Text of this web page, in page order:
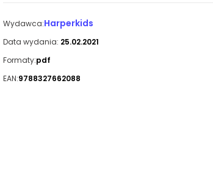
Wydawca:Harperkids
Data wydania: 25.02.2021
Formaty:pdf
EAN:9788327662088